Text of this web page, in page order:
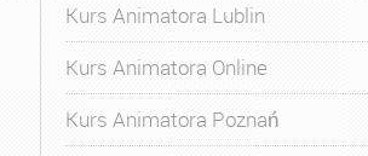
Kurs Animatora Lublin
Kurs Animatora Online
Kurs Animatora Poznań